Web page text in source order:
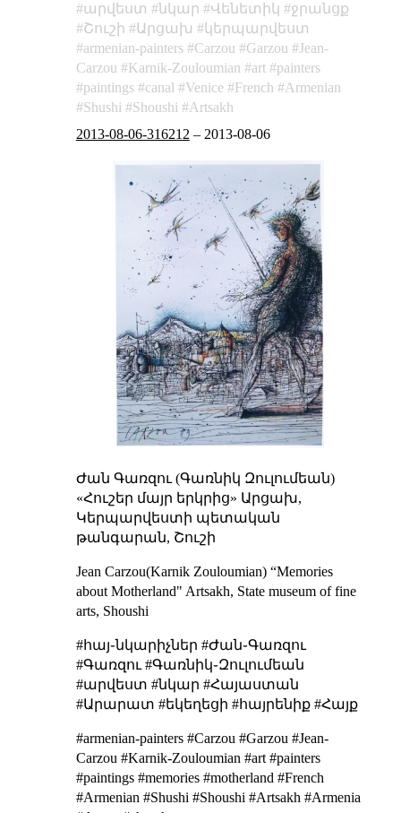
արվեստ
նկար Վենետիկ
ջրանցք
Շուշի
Արցախ
կերպարվեստ
armenian-painters
Carzou Garzou
Jean-
Carzou
Karnik-Zouloumian art
painters
paintings
canal Venice French
Armenian
Shushi
Shoushi
Artsakh
2013-08-06-316212 – 2013-08-06
Ժան Գառզու (Գառնիկ Զուլումեան)
«Հուշեր մայր երկրից» Արցախ,
Կերպարվեստի պետական
թանգարան, Շուշի
Jean Carzou(Karnik Zouloumian)“Memories
about Motherland" Artsakh, State museum of fine
arts, Shoushi
#հայ֊նկարիչներ #Ժան֊Գառզու
#Գառզու #Գառնիկ֊Զուլումեան
#արվեստ #նկար #Հայաստան
#Արարատ #եկեղեցի #հայրենիք #Հայք
#armenian-painters #Carzou #Garzou #Jean-
Carzou #Karnik-Zouloumian #art #painters
#paintings #memories #motherland #French
#Armenian #Shushi #Shoushi #Artsakh #Armenia